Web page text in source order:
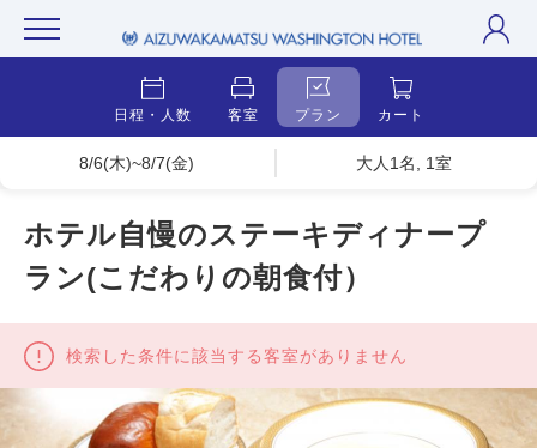
日程・人数 客室 プラン カート
8/6(木)~8/7(金) 大人1名, 1室
ホテル自慢のステーキディナープ
ラン(こだわりの朝食付）
検索した条件に該当する客室がありません